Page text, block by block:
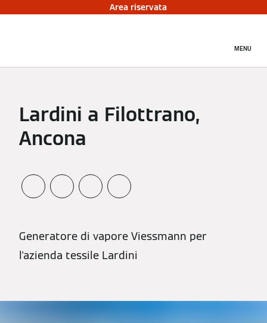
Area riservata
MENU
Lardini a Filottrano,
Ancona
Generatore di vapore Viessmann per
l'azienda tessile Lardini